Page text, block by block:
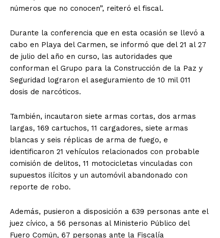
números que no conocen”, reiteró el fiscal.
Durante la conferencia que en esta ocasión se llevó a
cabo en Playa del Carmen, se informó que del 21 al 27
de julio del año en curso, las autoridades que
conforman el Grupo para la Construcción de la Paz y
Seguridad lograron el aseguramiento de 10 mil 011
dosis de narcóticos.
También, incautaron siete armas cortas, dos armas
largas, 169 cartuchos, 11 cargadores, siete armas
blancas y seis réplicas de arma de fuego, e
identificaron 21 vehículos relacionados con probable
comisión de delitos, 11 motocicletas vinculadas con
supuestos ilícitos y un automóvil abandonado con
reporte de robo.
Además, pusieron a disposición a 639 personas ante el
juez cívico, a 56 personas al Ministerio Público del
Fuero Común, 67 personas ante la Fiscalía